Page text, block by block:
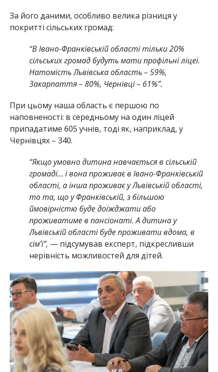
За його даними, особливо велика різниця у
покритті сільських громад:
“В Івано-Франківській області тільки 20%
сільських громад будуть мати профільні ліцеї.
Натомість Львівська область – 59%,
Закарпаття – 80%, Чернівці – 61%”.
При цьому наша область є першою по
наповненості: в середньому на один ліцей
припадатиме 605 учнів, тоді як, наприклад, у
Чернівцях – 340.
“Якщо умовно дитина навчається в сільській
громаді… і вона проживає в Івано-Франківській
області, а інша проживає у Львівській області,
то та, що у Франківській, з більшою
ймовірністю буде доїжджати або
проживатиме в пансіонаті. А дитина у
Львівській області буде проживати вдома, в
сім’ї”, — підсумував експерт, підкресливши
нерівність можливостей для дітей.